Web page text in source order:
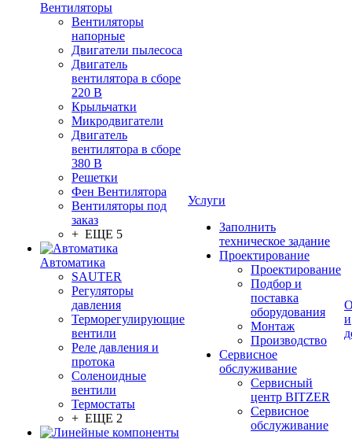
Вентиляторы
Вентиляторы
напорные
Двигатели пылесоса
Двигатель
вентилятора в сборе
220 В
Крыльчатки
Микродвигатели
Двигатель
вентилятора в сборе
380 В
Решетки
Фен Вентилятора
Вентиляторы под
заказ
+ ЕЩЕ 5
Автоматика
SAUTER
Регуляторы
давления
Терморегулирующие
вентили
Реле давления и
протока
Соленоидные
вентили
Термостаты
+ ЕЩЕ 2
Услуги
Заполнить
техническое задание
Проектирование
Проектирование
Подбор и
поставка
оборудования
Монтаж
Производство
Сервисное
обслуживание
Сервисный
центр BITZER
Сервисное
обслуживание
и